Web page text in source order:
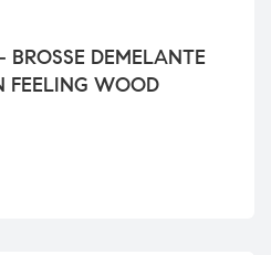
DEMELANTE
FEELING WOOD